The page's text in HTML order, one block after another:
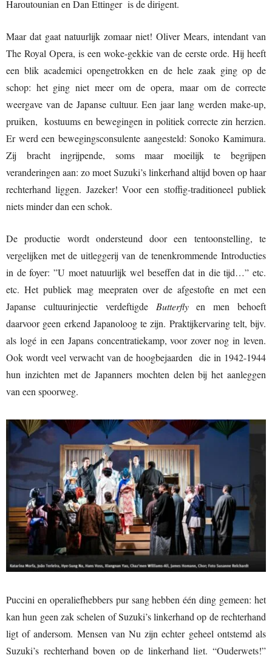
Haroutounian en Dan Ettinger is de dirigent.
Maar dat gaat natuurlijk zomaar niet! Oliver Mears, intendant van
The Royal Opera, is een woke-gekkie van de eerste orde. Hij heeft
een blik academici opengetrokken en de hele zaak ging op de
schop: het ging niet meer om de opera, maar om de correcte
weergave van de Japanse cultuur. Een jaar lang werden make-up,
pruiken, kostuums en bewegingen in politiek correcte zin herzien.
Er werd een bewegingsconsulente aangesteld: Sonoko Kamimura.
Zij bracht ingrijpende, soms maar moeilijk te begrijpen
veranderingen aan: zo moet Suzuki’s linkerhand altijd boven op haar
rechterhand liggen. Jazeker! Voor een stoffig-traditioneel publiek
niets minder dan een schok.
De productie wordt ondersteund door een tentoonstelling, te
vergelijken met de uitleggerij van de tenenkrommende Introducties
in de foyer: ”U moet natuurlijk wel beseffen dat in die tijd…” etc.
etc. Het publiek mag meepraten over de afgestofte en met een
Japanse cultuurinjectie verdeftigde Butterflyen men behoeft
daarvoor geen erkend Japanoloog te zijn. Praktijkervaring telt, bijv.
als logé in een Japans concentratiekamp, voor zover nog in leven.
Ook wordt veel verwacht van de hoogbejaarden die in 1942-1944
hun inzichten met de Japanners mochten delen bij het aanleggen
van een spoorweg.
Puccini en operaliefhebbers pur sang hebben één ding gemeen: het
kan hun geen zak schelen of Suzuki’s linkerhand op de rechterhand
ligt of andersom. Mensen van Nu zijn echter geheel ontstemd als
Suzuki’s rechterhand boven op de linkerhand ligt. “Ouderwets!”